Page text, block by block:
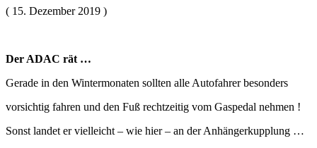
( 15. Dezember 2019 )
Der ADAC rät …
Gerade in den Wintermonaten sollten alle Autofahrer besonders
vorsichtig fahren und den Fuß rechtzeitig vom Gaspedal nehmen !
Sonst landet er vielleicht – wie hier – an der Anhängerkupplung …